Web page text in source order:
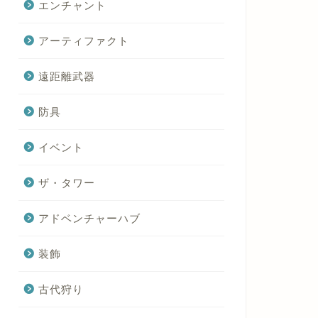
エンチャント
アーティファクト
遠距離武器
防具
イベント
ザ・タワー
アドベンチャーハブ
装飾
古代狩り